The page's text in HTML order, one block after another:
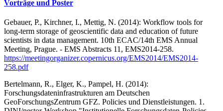
Vorträge und Poster
Gebauer, P., Kirchner, I., Mettig, N. (2014): Workflow tools for
long-term storage of geoscientific data and education of future
scientists in data management. 10th ECAC/14th EMS Annual
Meeting, Prague. - EMS Abstracts 11, EMS2014-258.
https://meetingorganizer.copernicus.org/EMS2014/EMS2014-
258.pdf
Bertelmann, R., Elger, K., Pampel, H. (2014):
Forschungsdateninfrastrukturen am Deutschen
GeoForschungsZentrum GFZ. Policies und Dienstleistungen. 1.